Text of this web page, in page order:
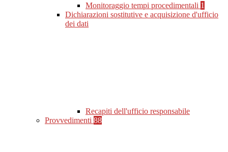
Monitoraggio tempi procedimentali 1
Dichiarazioni sostitutive e acquisizione d'ufficio
dei dati
Recapiti dell'ufficio responsabile
Provvedimenti 88